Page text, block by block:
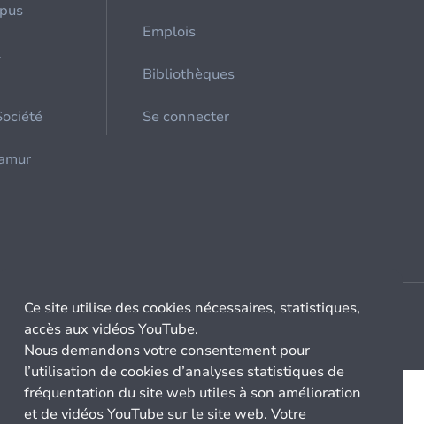
Emplois
Bibliothèques
Se connecter
Ce site utilise des cookies nécessaires, statistiques,
accès aux vidéos YouTube.
Nous demandons votre consentement pour
l’utilisation de cookies d’analyses statistiques de
fréquentation du site web utiles à son amélioration
et de vidéos YouTube sur le site web. Votre